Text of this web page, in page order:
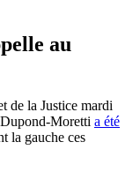
au
de la Justice mardi
Moretti a été
la gauche ces